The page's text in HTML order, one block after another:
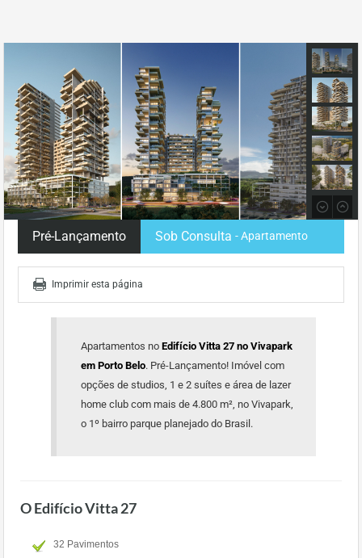
Pré-Lançamento Sob Consulta - Apartamento
Imprimir esta página
Apartamentos no Edifício Vitta 27 no Vivapark
em Porto Belo. Pré-Lançamento! Imóvel com
opções de studios, 1 e 2 suítes e área de lazer
home club com mais de 4.800 m², no Vivapark,
o 1º bairro parque planejado do Brasil.
O Edifício Vitta 27
32 Pavimentos